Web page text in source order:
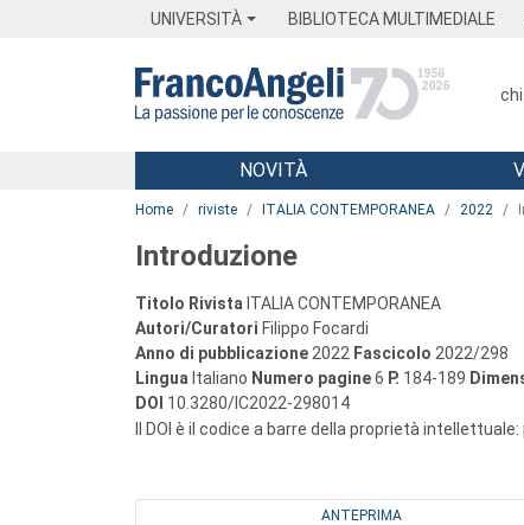
UNIVERSITÀ BIBLIOTECA MULTIMEDIALE
Menu
NOVITÀ
Home riviste ITALIA CONTEMPORANEA 2022
Introduzione
Titolo Rivista ITALIA CONTEMPORANEA
Autori/Curatori Filippo Focardi
Anno di pubblicazione 2022 Fascicolo 2022/298
Lingua Italiano Numero pagine6 P. 184-189
DOI 10.3280/IC2022-298014
Il DOI è il codice a barre della proprietà
ANTEPRIMA